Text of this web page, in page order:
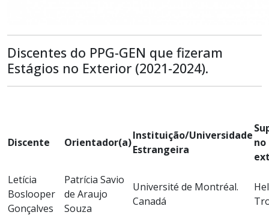
Discentes do PPG-GEN que fizeram
Estágios no Exterior (2021-2024).
Discente Orientador(a)
Instituição/Universidade
Estrangeira
no
Letícia
Boslooper
Gonçalves
Patrícia Savio
de Araujo
Souza
Université de Montréal.
Canadá